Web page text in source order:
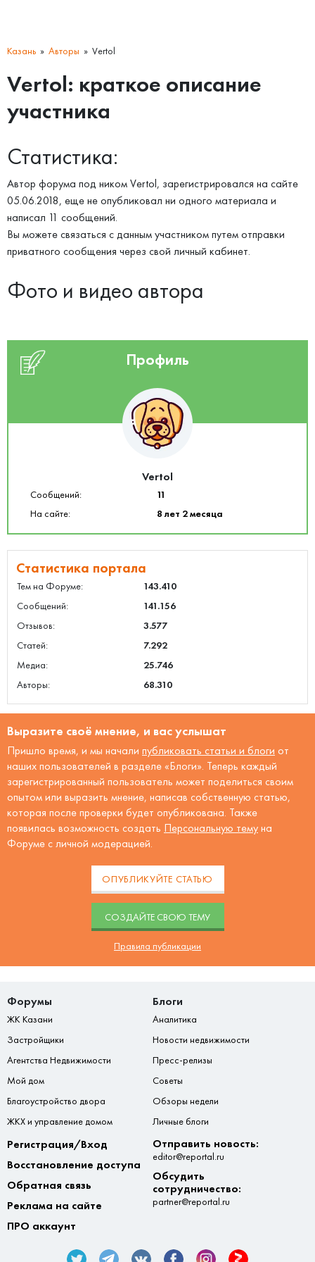
Казань Авторы Vertol
Vertol: краткое описание
участника
Статистика:
Автор форума под ником Vertol, зарегистрировался на сайте
05.06.2018, еще не опубликовал ни одного материала и
написал 11 сообщений.
Вы можете связаться с данным участником путем отправки
приватного сообщения через свой личный кабинет.
Фото и видео автора
Профиль
Vertol
Сообщений:
11
На сайте:
8 лет 2 месяца
Статистика портала
Тем на Форуме:
143.410
Сообщений:
141.156
Отзывов:
3.577
Статей:
7.292
Медиа:
25.746
Авторы:
68.310
Выразите своё мнение, и вас услышат
Пришло время, и мы начали публиковать статьи и блоги от
наших пользователей в разделе «Блоги». Теперь каждый
зарегистрированный пользователь может поделиться своим
опытом или выразить мнение, написав собственную статью,
которая после проверки будет опубликована. Также
появилась возможность создать Персональную тему на
Форуме с личной модерацией.
ОПУБЛИКУЙТЕ СТАТЬЮ
CОЗДАЙТЕ СВОЮ ТЕМУ
Правила публикации
Форумы
ЖК Казани
Застройщики
Агентства Недвижимости
Мой дом
Благоустройство двора
ЖКХ и управление домом
Блоги
Аналитика
Новости недвижимости
Пресс-релизы
Советы
Обзоры недели
Личные блоги
Регистрация/Вход
Восстановление доступа
Обратная связь
Реклама на сайте
ПРО аккаунт
Отправить новость:
editor@reportal.ru
Обсудить
сотрудничество:
partner@reportal.ru